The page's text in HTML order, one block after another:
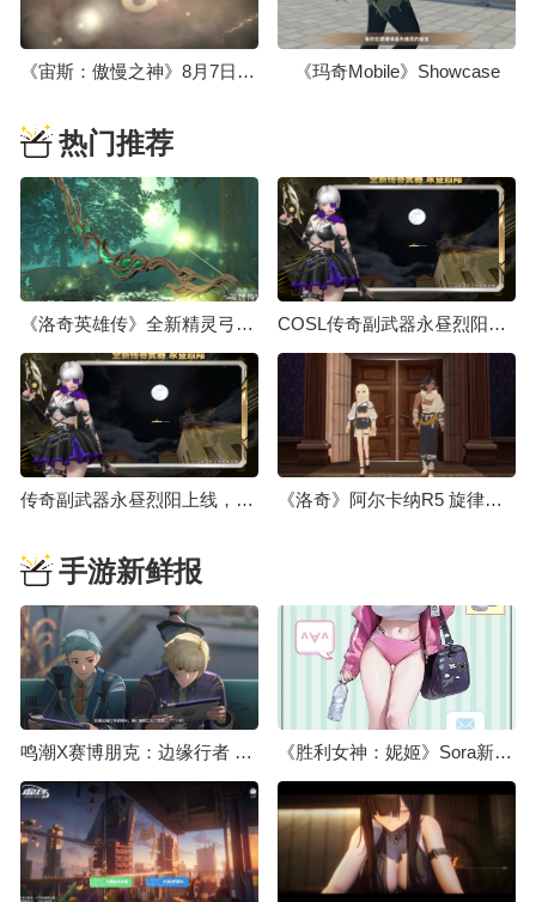
《宙斯：傲慢之神》8月7日举办线上展示会，发布日期届时公开 《玛奇Mobile》Showcase
热门推荐
《洛奇英雄传》全新精灵弓箭手“露米艾尔”8月18日登场！ COSL传奇副武器永昼烈阳上线 大灾变终章决战打响
传奇副武器永昼烈阳上线，大灾变终章决战打响 《洛奇》阿尔卡纳R5 旋律操纵师&狂怒斗士强势登场！
手游新鲜报
鸣潮X赛博朋克：边缘行者 联动预告 《胜利女神：妮姬》Sora新服装介绍